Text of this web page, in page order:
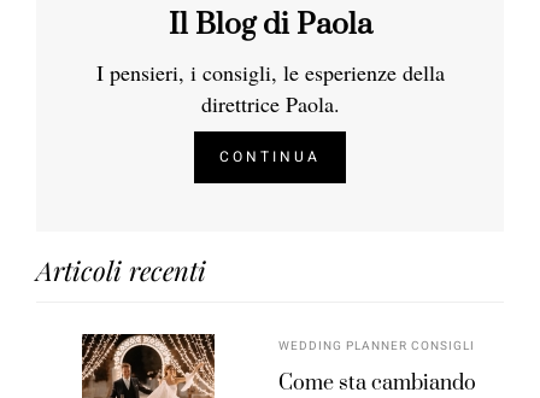
Il Blog di Paola
I pensieri, i consigli, le esperienze della
direttrice Paola.
CONTINUA
Articoli recenti
WEDDING PLANNER CONSIGLI
Come sta cambiando